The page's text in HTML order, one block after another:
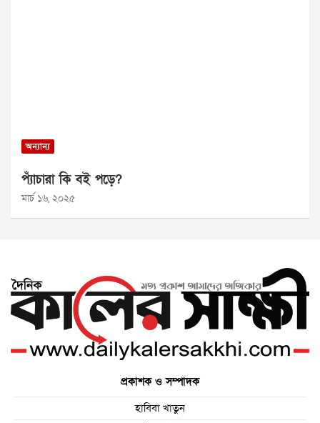
অন্যান্য
প্যাঁচারা কি বই পড়ে?
মার্চ ১৬, ২০২৫
প্রকাশক ও সম্পাদক
হাবিবা খাতুন